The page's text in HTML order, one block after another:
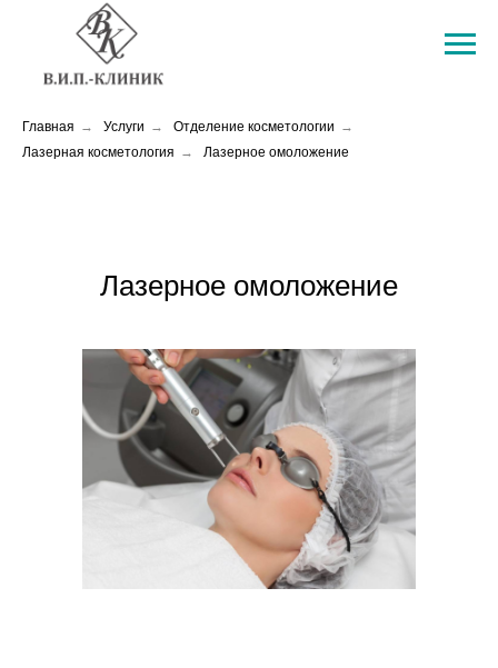
Главная → Услуги → Отделение косметологии →
Лазерная косметология → Лазерное омоложение
Лазерное омоложение